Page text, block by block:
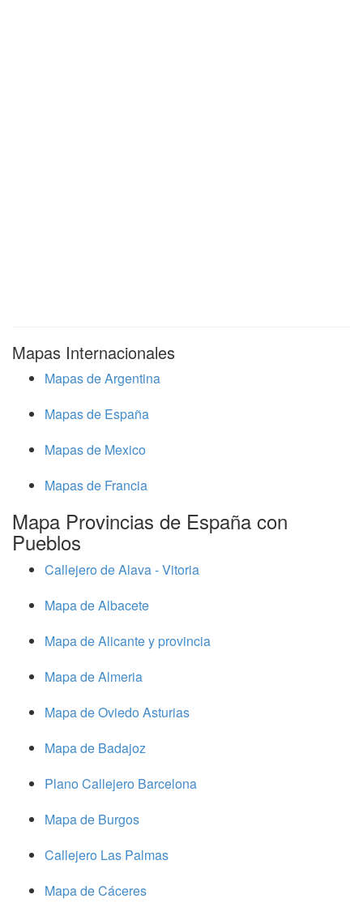
Mapas Internacionales
Mapas de Argentina
Mapas de España
Mapas de Mexico
Mapas de Francia
Mapa Provincias de España con
Pueblos
Callejero de Alava - Vitoria
Mapa de Albacete
Mapa de Alicante y provincia
Mapa de Almeria
Mapa de Oviedo Asturias
Mapa de Badajoz
Plano Callejero Barcelona
Mapa de Burgos
Callejero Las Palmas
Mapa de Cáceres